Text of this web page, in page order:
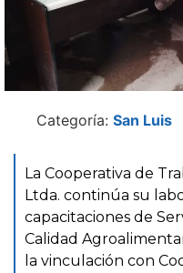
Categoría: San Luis
La Cooperativa de
Ltda. continúa su
capacitaciones de
Calidad
la vinculación con